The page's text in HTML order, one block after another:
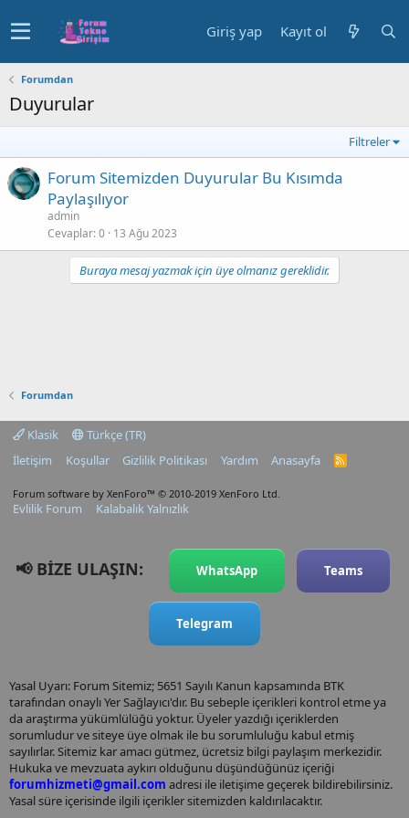
Giriş yap Kayıt ol
Forumdan
Duyurular
Filtreler
Forum Sitemizden Duyurular Bu Kısımda
Paylaşılıyor
admin
Cevaplar 0 13 Ağu 2023
Buraya mesaj yazmak için üye olmanız gereklidir.
Forumdan
Klasik
Türkçe (TR)
İletişim
Koşullar Gizlilik Politikası Yardım Anasayfa
R
Forum software by XenForo™ © 2010-2019 XenForo Ltd.
Evlilik Forum Kalabalık Yalnızlık
📢 BİZE ULAŞIN: WhatsApp Teams
Telegram
Yasal Uyarı: Forum Sitemiz; 5651 Sayılı Kanun kapsamında BTK
tarafından onaylı Yer Sağlayıcı'dır. Bu sebeple içerikleri kontrol etme ya
da araştırma yükümlülüğü yoktur. Üyeler yazdığı içeriklerden
sorumludur ve siteye üye olmak ile bu sorumluluğu kabul etmiş
sayılırlar. Sitemiz kar amacı gütmez, ücretsiz bilgi paylaşım merkezidir.
Hukuka ve mevzuata aykırı olduğunu düşündüğünüz içeriği
forumhizmeti@gmail.com adresi ile iletişime geçerek bildirebilirsiniz.
Yasal süre içerisinde ilgili içerikler sitemizden kaldırılacaktır.